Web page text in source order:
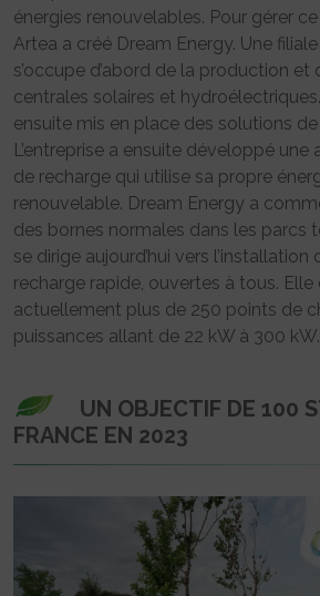
énergies renouvelables. Pour gérer
Artea a créé Dream Energy. Une filiale
s’occupe d’abord de la production et
centrales solaires et
ensuite mis en place des solutions de
L’entreprise a ensuite développé une
de recharge qui utilise sa propre
renouvelable. Dream Energy a
des bornes normales dans les parcs
se dirige aujourd’hui vers
recharge rapide, ouvertes à tous.
actuellement plus de 250 points de
puissances allant de 22 kW à 300 kW.
UN OBJECTIF DE 100
FRANCE EN 2023